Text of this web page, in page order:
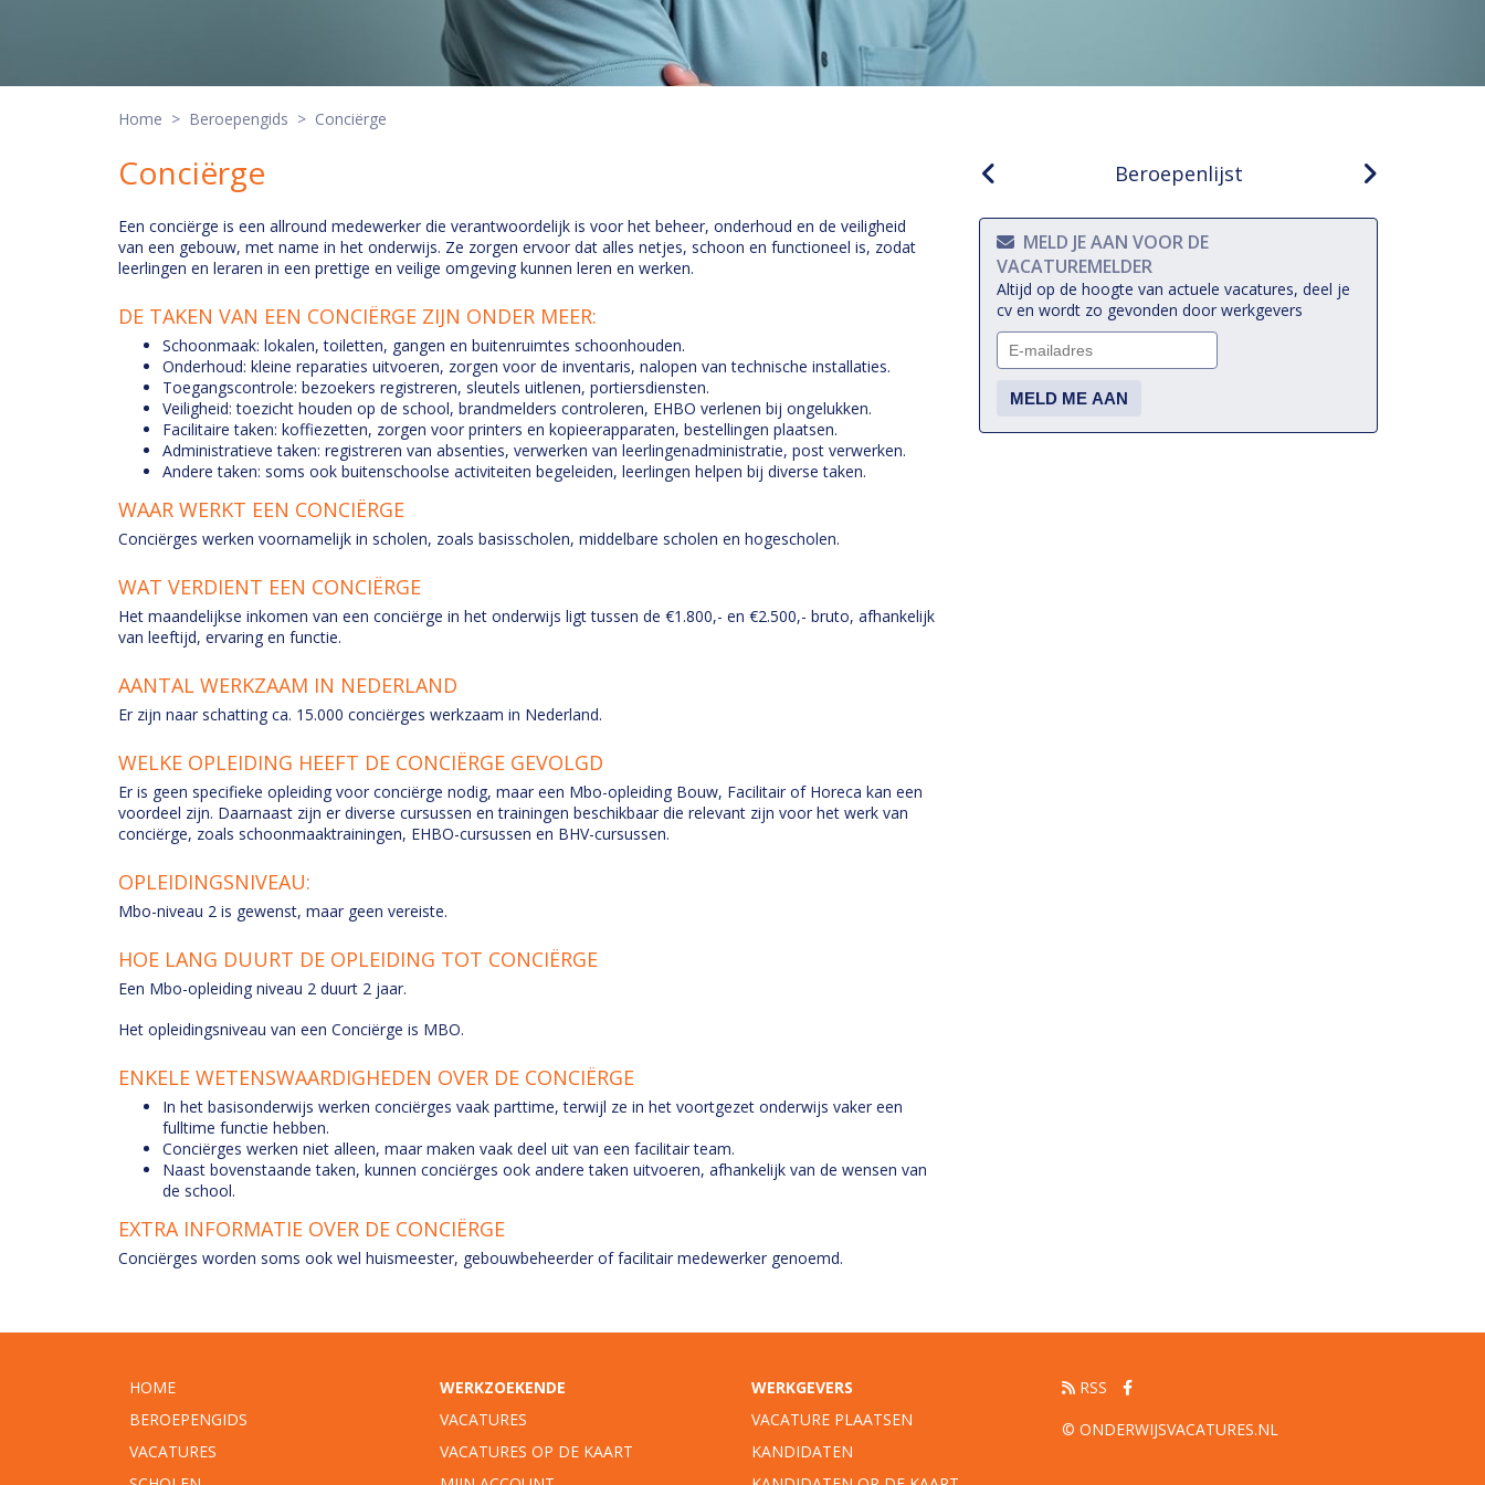
Home > Beroepengids > Conciërge
Conciërge
Een conciërge is een allround medewerker die verantwoordelijk is voor het beheer, onderhoud en de veiligheid
van een gebouw, met name in het onderwijs. Ze zorgen ervoor dat alles netjes, schoon en functioneel is, zodat
leerlingen en leraren in een prettige en veilige omgeving kunnen leren en werken.
DE TAKEN VAN EEN CONCIËRGE ZIJN ONDER MEER:
Schoonmaak: lokalen, toiletten, gangen en buitenruimtes schoonhouden.
Onderhoud: kleine reparaties uitvoeren, zorgen voor de inventaris, nalopen van technische installaties.
Toegangscontrole: bezoekers registreren, sleutels uitlenen, portiersdiensten.
Veiligheid: toezicht houden op de school, brandmelders controleren, EHBO verlenen bij ongelukken.
Facilitaire taken: koffiezetten, zorgen voor printers en kopieerapparaten, bestellingen plaatsen.
Administratieve taken: registreren van absenties, verwerken van leerlingenadministratie, post verwerken.
Andere taken: soms ook buitenschoolse activiteiten begeleiden, leerlingen helpen bij diverse taken.
WAAR WERKT EEN CONCIËRGE
Conciërges werken voornamelijk in scholen, zoals basisscholen, middelbare scholen en hogescholen.
WAT VERDIENT EEN CONCIËRGE
Het maandelijkse inkomen van een conciërge in het onderwijs ligt tussen de €1.800,- en €2.500,- bruto, afhankelijk
van leeftijd, ervaring en functie.
AANTAL WERKZAAM IN NEDERLAND
Er zijn naar schatting ca. 15.000 conciërges werkzaam in Nederland.
WELKE OPLEIDING HEEFT DE CONCIËRGE GEVOLGD
Er is geen specifieke opleiding voor conciërge nodig, maar een Mbo-opleiding Bouw, Facilitair of Horeca kan een
voordeel zijn. Daarnaast zijn er diverse cursussen en trainingen beschikbaar die relevant zijn voor het werk van
conciërge, zoals schoonmaaktrainingen, EHBO-cursussen en BHV-cursussen.
OPLEIDINGSNIVEAU:
Mbo-niveau 2 is gewenst, maar geen vereiste.
HOE LANG DUURT DE OPLEIDING TOT CONCIËRGE
Een Mbo-opleiding niveau 2 duurt 2 jaar.
Het opleidingsniveau van een Conciërge is MBO.
ENKELE WETENSWAARDIGHEDEN OVER DE CONCIËRGE
In het basisonderwijs werken conciërges vaak parttime, terwijl ze in het voortgezet onderwijs vaker een
fulltime functie hebben.
Conciërges werken niet alleen, maar maken vaak deel uit van een facilitair team.
Naast bovenstaande taken, kunnen conciërges ook andere taken uitvoeren, afhankelijk van de wensen van
de school.
EXTRA INFORMATIE OVER DE CONCIËRGE
Conciërges worden soms ook wel huismeester, gebouwbeheerder of facilitair medewerker genoemd.
Beroepenlijst
MELD JE AAN VOOR DE
VACATUREMELDER
Altijd op de hoogte van actuele vacatures, deel je
cv en wordt zo gevonden door werkgevers
HOME
BEROEPENGIDS
VACATURES
WERKZOEKENDE
VACATURES
VACATURES OP DE KAART
WERKGEVERS
VACATURE PLAATSEN
KANDIDATEN
RSS
© ONDERWIJSVACATURES.NL